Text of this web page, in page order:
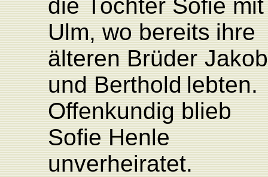
die Tochter Sofiemit
Ulm,wo bereits ihre
älterenBrüder Jakob
undBertholdlebten.
Offenkundig blieb
Sofie Henle
unverheiratet.